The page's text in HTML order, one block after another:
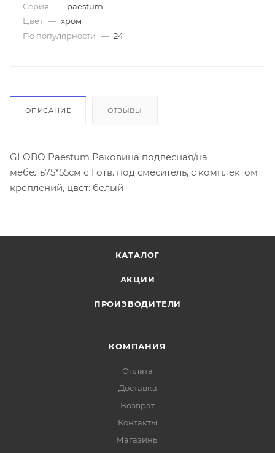
Серия — paestum
Цвет — хром
По популярности — 24
ОПИСАНИЕ ОТЗЫВЫ
GLOBO Paestum Раковина подвесная/на
мебель75*55см с 1 отв. под смеситель, с комплектом
креплений, цвет: белый
КАТАЛОГ
АКЦИИ
ПРОИЗВОДИТЕЛИ
КОМПАНИЯ
Оплата
Доставка
Возврат
Контакты
Магазины